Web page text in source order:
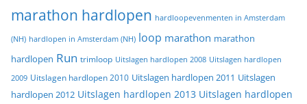
marathon hardlopen hardloopevenmenten in Amsterdam
(NH) hardlopen in Amsterdam (NH) loop marathon marathon
hardlopen Run trimloop Uitslagen hardlopen 2008 Uitslagen hardlopen
2009 Uitslagen hardlopen 2010 Uitslagen hardlopen 2011 Uitslagen
hardlopen 2012 Uitslagen hardlopen 2013 Uitslagen hardlopen